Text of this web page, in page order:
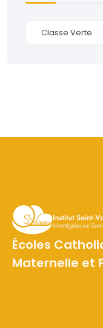
Classe Verte
Écoles
Maternelle et